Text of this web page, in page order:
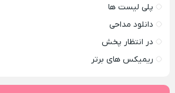
پلی لیست ها
دانلود مداحی
در انتظار پخش
ریمیکس های برتر